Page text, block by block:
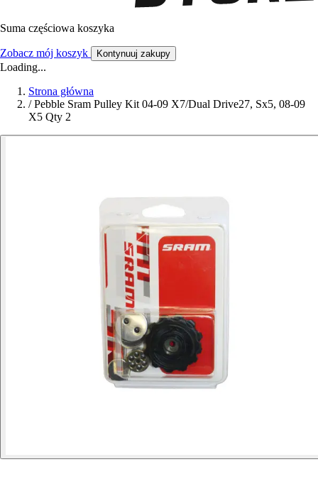
Suma częściowa koszyka
Zobacz mój koszyk Kontynuuj zakupy
Loading...
Strona główna
/ Pebble Sram Pulley Kit 04-09 X7/Dual Drive27, Sx5, 08-09
X5 Qty 2